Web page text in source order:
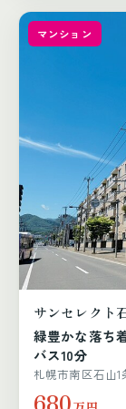
マンション
サンセレクト
緑豊かな落ち
バス10分
札幌市南区石山1
680